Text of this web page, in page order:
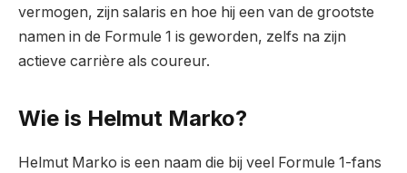
vermogen, zijn salaris en hoe hij een van de grootste
namen in de Formule 1 is geworden, zelfs na zijn
actieve carrière als coureur.
Wie is Helmut Marko?
Helmut Marko is een naam die bij veel Formule 1-fans